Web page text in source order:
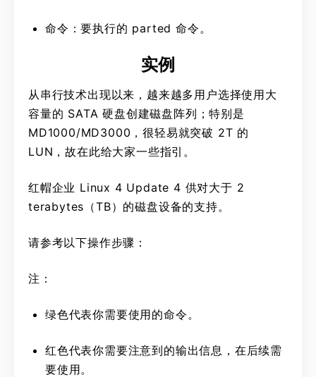
命令：要执行的 parted 命令。
实例
从串行技术出现以来，越来越多用户选择使用大
容量的 SATA 硬盘创建磁盘阵列；特别是
MD1000/MD3000，很轻易就突破 2T 的
LUN，故在此给大家一些指引。
红帽企业 Linux 4 Update 4 供对大于 2
terabytes（TB）的磁盘设备的支持。
请参考以下操作步骤：
注：
绿色代表你需要使用的命令。
红色代表你需要注意到的输出信息，在后续需
要使用。